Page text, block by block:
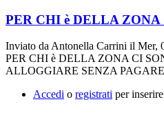
PER CHI è DELLA ZONA
Inviato daAntonella Carrini il Mer,
PER CHI è DELLA ZONA CI
ALLOGGIARE SENZA
Accedi o registrati per